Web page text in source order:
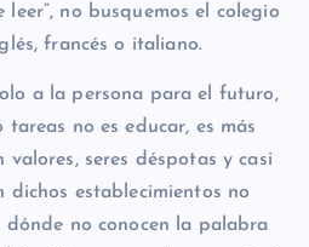
no busquemos el colegio
francés o italiano.
a la persona para el futuro,
no es educar, es más
valores, seres déspotas y casi
dichos establecimientos no
dónde no conocen la palabra